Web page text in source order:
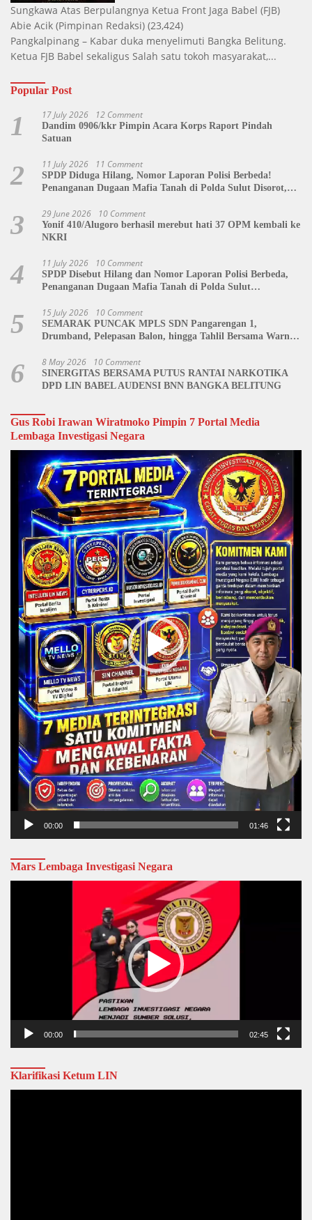
Sungkawa Atas Berpulangnya Ketua Front Jaga Babel (FJB)
Abie Acik (Pimpinan Redaksi) (23,424)
Pangkalpinang – Kabar duka menyelimuti Bangka Belitung.
Ketua FJB Babel sekaligus Salah satu tokoh masyarakat,...
Popular Post
1 17 July 2026 12 Comment
Dandim 0906/kkr Pimpin Acara Korps Raport Pindah
Satuan
2 11 July 2026 11 Comment
SPDP Diduga Hilang, Nomor Laporan Polisi Berbeda!
Penanganan Dugaan Mafia Tanah di Polda Sulut Disorot,
3 29 June 2026 10 Comment
Yonif 410/Alugoro berhasil merebut hati 37 OPM kembali ke
NKRI
4 11 July 2026 10 Comment
SPDP Disebut Hilang dan Nomor Laporan Polisi Berbeda,
Penanganan Dugaan Mafia Tanah di Polda Sulut
5 15 July 2026 10 Comment
SEMARAK PUNCAK MPLS SDN Pangarengan 1,
Drumband, Pelepasan Balon, hingga Tahlil Bersama Warnai
6 8 May 2026 10 Comment
SINERGITAS BERSAMA PUTUS RANTAI NARKOTIKA
DPD LIN BABEL AUDENSI BNN BANGKA BELITUNG
Gus Robi Irawan Wiratmoko Pimpin 7 Portal Media
Lembaga Investigasi Negara
Video
Player
00:00 01:46
Mars Lembaga Investigasi Negara
00:00 02:45
Klarifikasi Ketum LIN